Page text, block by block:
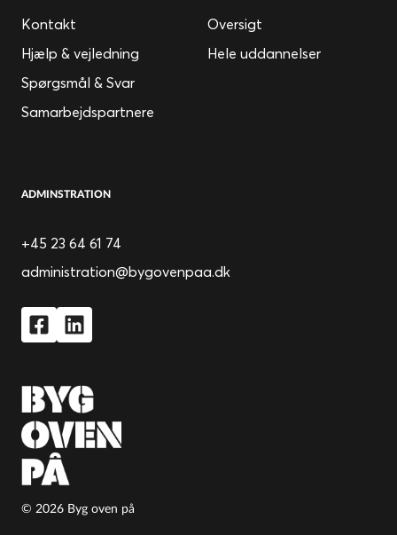
© 2026 Byg oven på
Kontakt
Hjælp & vejledning
Spørgsmål & Svar
Samarbejdspartnere
Oversigt
Hele uddannelser
ADMINSTRATION
+45 23 64 61 74
administration@bygovenpaa.dk